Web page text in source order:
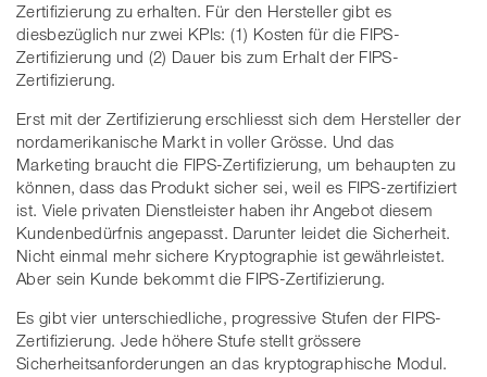
Zertifizierung zu erhalten. Für den Hersteller gibt es
diesbezüglich nur zwei KPIs: (1) Kosten für die FIPS-
Zertifizierung und (2) Dauer bis zum Erhalt der FIPS-
Zertifizierung.
Erst mit der Zertifizierung erschliesst sich dem Hersteller der
nordamerikanische Markt in voller Grösse. Und das
Marketing braucht die FIPS-Zertifizierung, um behaupten zu
können, dass das Produkt sicher sei, weil es FIPS-zertifiziert
ist. Viele privaten Dienstleister haben ihr Angebot diesem
Kundenbedürfnis angepasst. Darunter leidet die Sicherheit.
Nicht einmal mehr sichere Kryptographie ist gewährleistet.
Aber sein Kunde bekommt die FIPS-Zertifizierung.
Es gibt vier unterschiedliche, progressive Stufen der FIPS-
Zertifizierung. Jede höhere Stufe stellt grössere
Sicherheitsanforderungen an das kryptographische Modul.